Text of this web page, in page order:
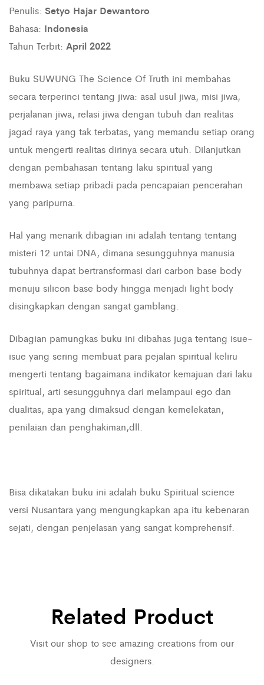
Penulis: Setyo Hajar Dewantoro
Bahasa: Indonesia
Tahun Terbit: April 2022
Buku SUWUNG The Science Of Truth ini membahas
secara terperinci tentang jiwa: asal usul jiwa, misi jiwa,
perjalanan jiwa, relasi jiwa dengan tubuh dan realitas
jagad raya yang tak terbatas, yang memandu setiap orang
untuk mengerti realitas dirinya secara utuh. Dilanjutkan
dengan pembahasan tentang laku spiritual yang
membawa setiap pribadi pada pencapaian pencerahan
yang paripurna.
Hal yang menarik dibagian ini adalah tentang tentang
misteri 12 untai DNA, dimana sesungguhnya manusia
tubuhnya dapat bertransformasi dari carbon base body
menuju silicon base body hingga menjadi light body
disingkapkan dengan sangat gamblang.
Dibagian pamungkas buku ini dibahas juga tentang isue-
isue yang sering membuat para pejalan spiritual keliru
mengerti tentang bagaimana indikator kemajuan dari laku
spiritual, arti sesungguhnya dari melampaui ego dan
dualitas, apa yang dimaksud dengan kemelekatan,
penilaian dan penghakiman,dll.
Bisa dikatakan buku ini adalah buku Spiritual science
versi Nusantara yang mengungkapkan apa itu kebenaran
sejati, dengan penjelasan yang sangat komprehensif.
Related Product
Visit our shop to see amazing creations from our
designers.